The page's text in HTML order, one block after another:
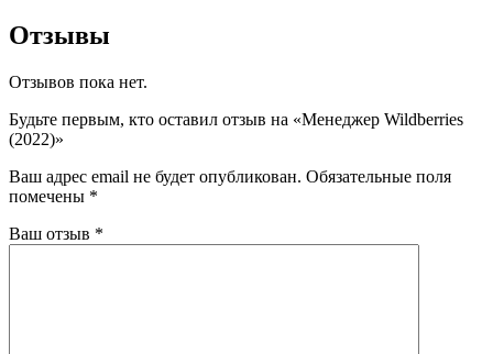
Отзывы
Отзывов пока нет.
Будьте первым, кто оставил отзыв на «Менеджер Wildberries
(2022)»
Ваш адрес email не будет опубликован. Обязательные поля
помечены *
Ваш отзыв *